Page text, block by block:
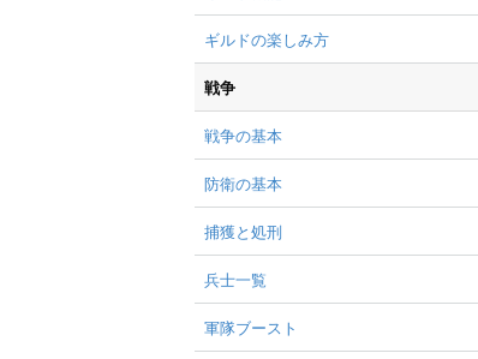
ギルドの楽しみ方
戦争
戦争の基本
防衛の基本
捕獲と処刑
兵士一覧
軍隊ブースト